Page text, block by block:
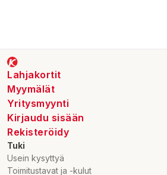
Lahjakortit
Myymälät
Yritysmyynti
Kirjaudu sisään
Rekisteröidy
Tuki
Usein kysyttyä
Toimitustavat ja -kulut